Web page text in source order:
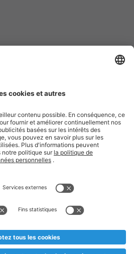
et mentions légales
temporairement et jusqu'à
bien étudié, nous serions
stock. Prix Recupel et TVA incl.
la forme masculine a été adoptée